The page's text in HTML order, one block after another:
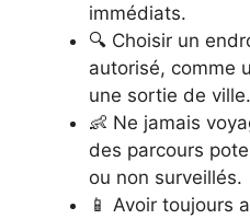
immédiats.
🔍 Choisir un
autorisé, comme
une sortie de ville.
👶 Ne jamais
des parcours
ou non surveillés.
📱 Avoir toujours